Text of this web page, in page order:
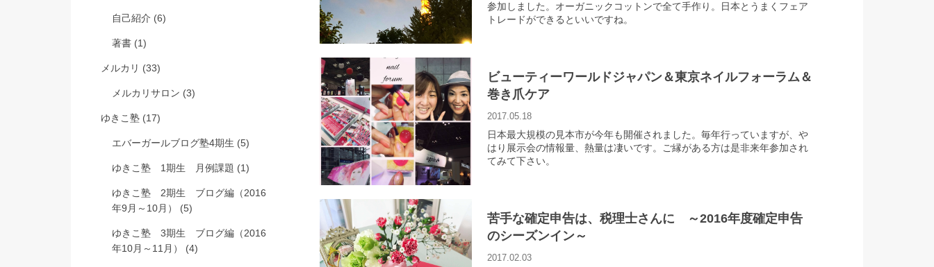
参加しました。オーガニックコットンで全て手作り。日本とうまくフェア
トレードができるといいですね。
ビューティーワールドジャパン＆東京ネイルフォーラム＆
巻き爪ケア
2017.05.18
日本最大規模の見本市が今年も開催されました。毎年行っていますが、や
はり展示会の情報量、熱量は凄いです。ご縁がある方は是非来年参加され
てみて下さい。
苦手な確定申告は、税理士さんに ～2016年度確定申告
のシーズンイン～
2017.02.03
自己紹介 (6)
著書 (1)
メルカリ (33)
メルカリサロン (3)
ゆきこ塾 (17)
エバーガールブログ塾4期生 (5)
ゆきこ塾 1期生 月例課題 (1)
ゆきこ塾 2期生 ブログ編（2016
年9月～10月） (5)
ゆきこ塾 3期生 ブログ編（2016
年10月～11月） (4)